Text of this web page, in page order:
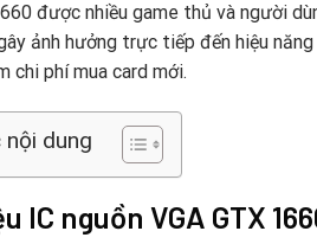
được nhiều game thủ và người
ảnh hưởng trực tiếp đến hiệu năng
chi phí mua card mới.
dung
IC nguồn VGA GTX